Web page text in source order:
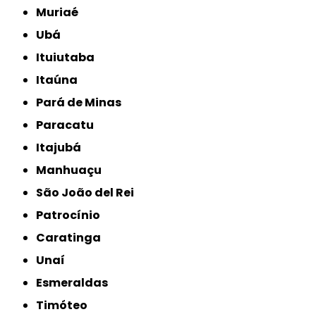
Muriaé
Ubá
Ituiutaba
Itaúna
Pará de Minas
Paracatu
Itajubá
Manhuaçu
São João del Rei
Patrocínio
Caratinga
Unaí
Esmeraldas
Timóteo